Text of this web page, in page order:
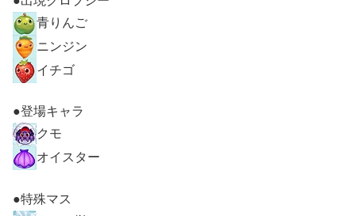
青りんご
ニンジン
イチゴ
●登場キャラ
クモ
オイスター
●特殊マス